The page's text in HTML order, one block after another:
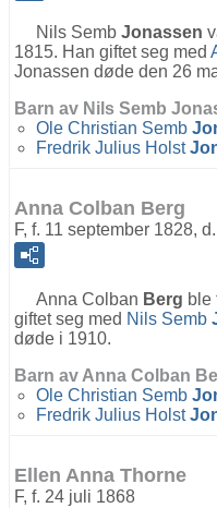
Nils Semb Jonassen
1815. Han giftet seg med
Jonassen døde den 26
Barn av Nils Semb
Ole Christian Semb
Fredrik Julius Holst
Anna Colban Berg
F, f. 11 september 1828,
Anna Colban Berg ble
giftet seg med Nils Semb
døde i 1910.
Barn av Anna Colban
Ole Christian Semb
Fredrik Julius Holst
Ellen Anna Thorne
F, f. 24 juli 1868